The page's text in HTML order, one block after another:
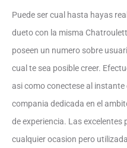
Puede ser cual hasta hayas
dueto con la misma
poseen un numero sobre
cual te sea posible creer.
asi­ como conectese al instante
compania dedicada en el
de experiencia. Las
cualquier ocasion pero